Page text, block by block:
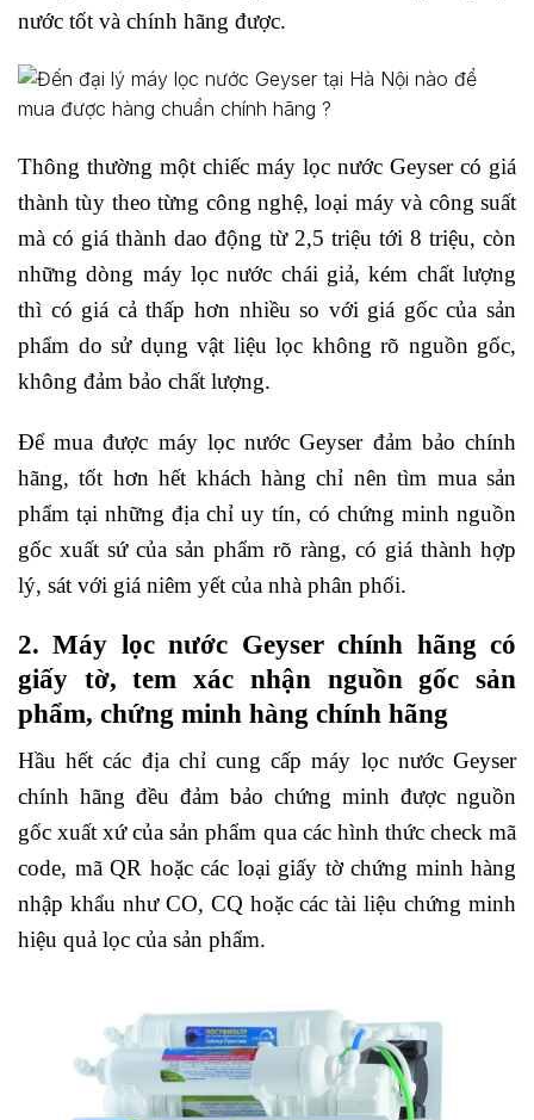
nước tốt và chính hãng được.
Thông thường một chiếc máy lọc nước Geyser có giá
thành tùy theo từng công nghệ, loại máy và công suất
mà có giá thành dao động từ 2,5 triệu tới 8 triệu, còn
những dòng máy lọc nước chái giả, kém chất lượng
thì có giá cả thấp hơn nhiều so với giá gốc của sản
phẩm do sử dụng vật liệu lọc không rõ nguồn gốc,
không đảm bảo chất lượng.
Để mua được máy lọc nước Geyser đảm bảo chính
hãng, tốt hơn hết khách hàng chỉ nên tìm mua sản
phẩm tại những địa chỉ uy tín, có chứng minh nguồn
gốc xuất sứ của sản phẩm rõ ràng, có giá thành hợp
lý, sát với giá niêm yết của nhà phân phối.
2. Máy lọc nước Geyser chính hãng có
giấy tờ, tem xác nhận nguồn gốc sản
phẩm, chứng minh hàng chính hãng
Hầu hết các địa chỉ cung cấp máy lọc nước Geyser
chính hãng đều đảm bảo chứng minh được nguồn
gốc xuất xứ của sản phẩm qua các hình thức check mã
code, mã QR hoặc các loại giấy tờ chứng minh hàng
nhập khẩu như CO, CQ hoặc các tài liệu chứng minh
hiệu quả lọc của sản phẩm.